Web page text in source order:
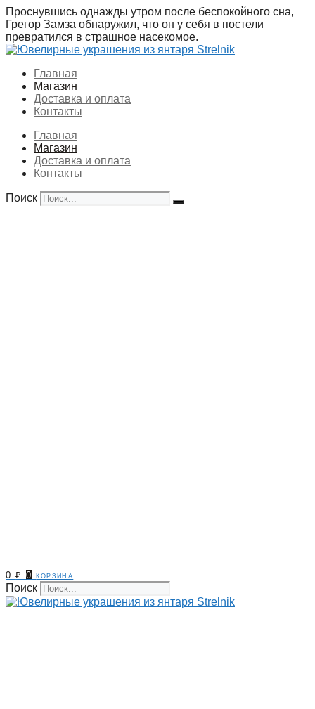
Перейти
к
содержимому
Проснувшись однажды утром после беспокойного сна,
Грегор Замза обнаружил, что он у себя в постели
превратился в страшное насекомое.
Главная
Магазин
Доставка и оплата
Контакты
Главная
Магазин
Доставка и оплата
Контакты
Поиск
0₽ 0 корзина
Поиск